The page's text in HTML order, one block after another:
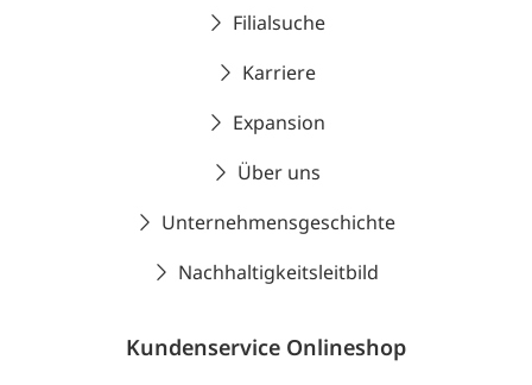
Filialsuche
Karriere
Expansion
Über uns
Unternehmensgeschichte
Nachhaltigkeitsleitbild
Kundenservice Onlineshop